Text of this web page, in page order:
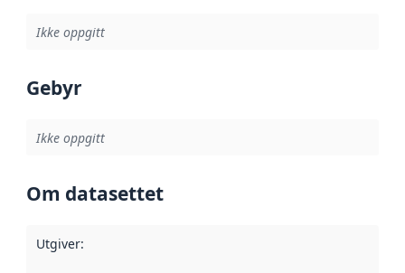
Ikke oppgitt
Gebyr
Ikke oppgitt
Om datasettet
Utgiver: